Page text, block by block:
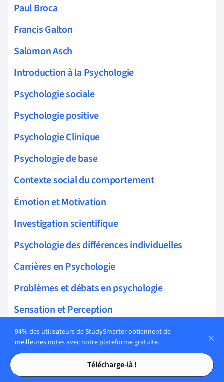
Tables des matières
Tables des matières
Paul Broca
Francis Galton
Salomon Asch
Introduction à la Psychologie
Psychologie sociale
Psychologie positive
Psychologie Clinique
Psychologie de base
Contexte social du comportement
Émotion et Motivation
Investigation scientifique
Psychologie des différences individuelles
Carrières en Psychologie
Problèmes et débats en psychologie
Sensation et Perception
Gestion et analyse des données
Psychologie cognitive
Approches en psychologie
94% des utilisateurs de StudySmarter obtiennent de
meilleures notes avec notre plateforme gratuite.
Télécharge-là !